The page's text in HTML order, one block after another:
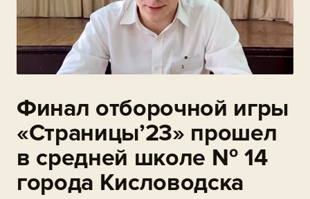
Финал отборочной игры
«Страницы’23» прошел
в средней школе № 14
города Кисловодска